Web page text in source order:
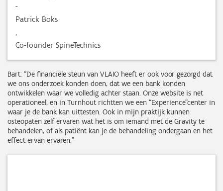
-
Patrick Boks
Co-founder SpineTechnics
Bart: “De financiële steun van VLAIO heeft er ook voor gezorgd dat
we ons onderzoek konden doen, dat we een bank konden
ontwikkelen waar we volledig achter staan. Onze website is net
operationeel, en in Turnhout richtten we een “Experience”center in
waar je de bank kan uittesten. Ook in mijn praktijk kunnen
osteopaten zelf ervaren wat het is om iemand met de Gravity te
behandelen, of als patiënt kan je de behandeling ondergaan en het
effect ervan ervaren.”